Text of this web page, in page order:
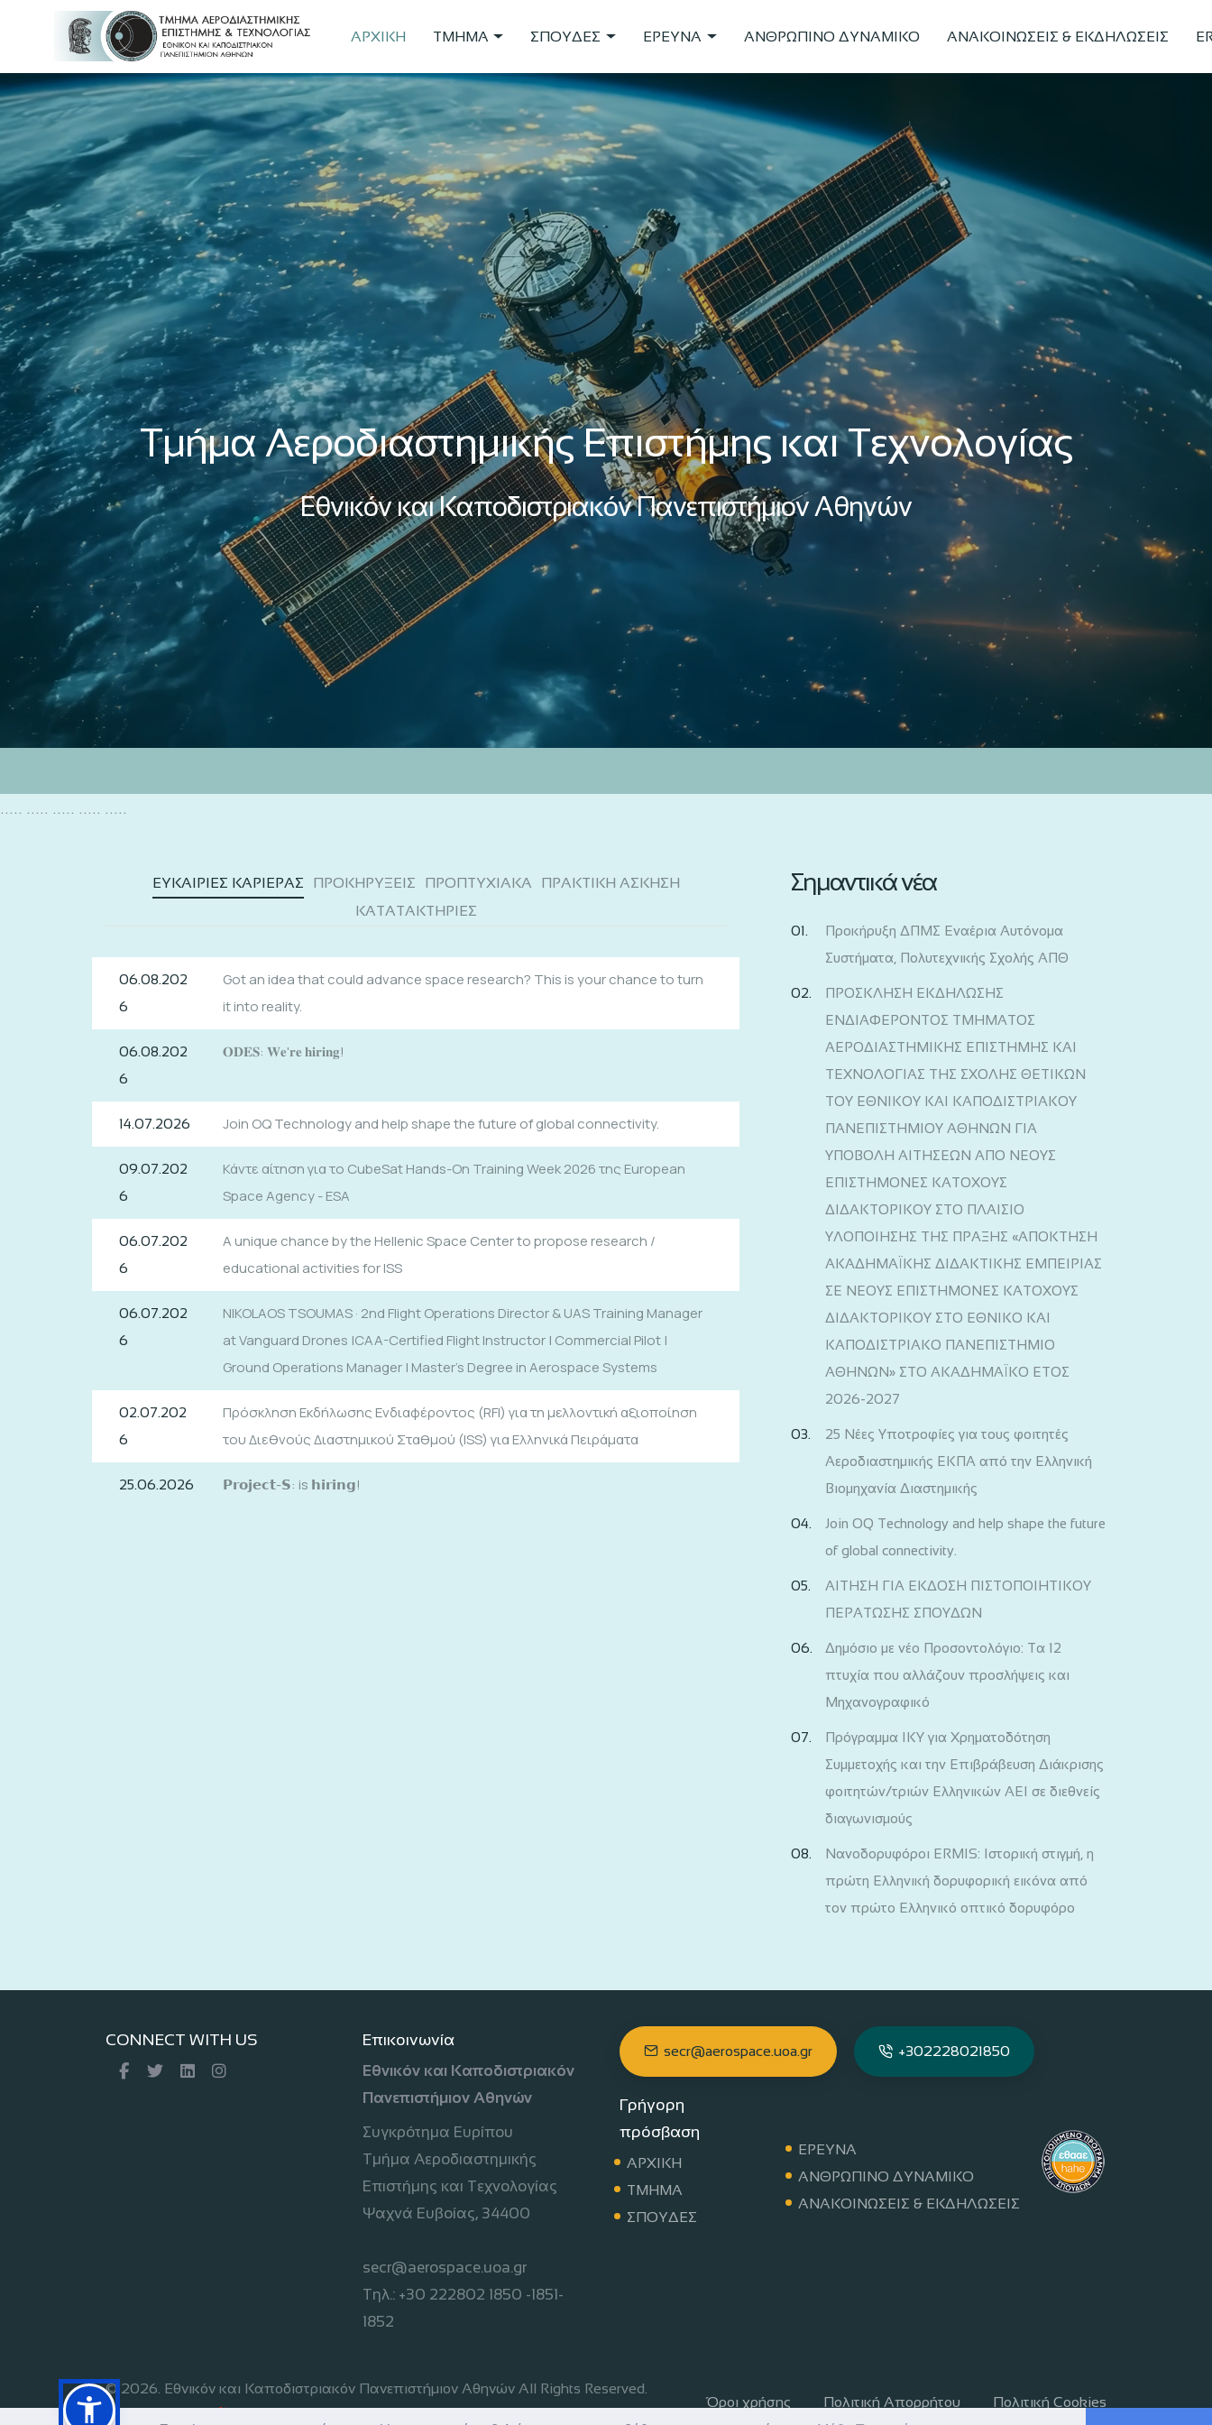
(An unexpected error occurred: #247644)
ΑΡΧΙΚΗ ΤΜΗΜΑ ΣΠΟΥΔΕΣ ΕΡΕΥΝΑ ΑΝΘΡΩΠΙΝΟ ΔΥΝΑΜΙΚΟ ΑΝΑΚΟΙΝΩΣΕΙΣ & ΕΚΔΗΛΩΣΕΙΣ
Τμήμα Αεροδιαστημικής Επιστήμης και Τεχνολογίας
Εθνικόν και Καποδιστριακόν Πανεπιστήμιον Αθηνών
..... ..... ..... ..... .....
ΕΥΚΑΙΡΙΕΣ ΚΑΡΙΕΡΑΣ ΠΡΟΚΗΡΥΞΕΙΣ ΠΡΟΠΤΥΧΙΑΚΑ
ΠΡΑΚΤΙΚΗ ΑΣΚΗΣΗ
ΚΑΤΑΤΑΚΤΗΡΙΕΣ
06.08.202
6
Got an idea that could advance space research? This is your chance to turn
it into reality.
06.08.202
6
𝐎𝐃𝐄𝐒: 𝐖𝐞'𝐫𝐞 𝐡𝐢𝐫𝐢𝐧𝐠!
14.07.2026 Join OQ Technology and help shape the future of global connectivity.
09.07.202
6
Κάντε αίτηση για το CubeSat Hands-On Training Week 2026 της European
Space Agency - ESA
06.07.202
6
A unique chance by the Hellenic Space Center to propose research /
educational activities for ISS
06.07.202
6
NIKOLAOS TSOUMAS · 2nd Flight Operations Director & UAS Training Manager
at Vanguard Drones |CAA-Certified Flight Instructor | Commercial Pilot |
Ground Operations Manager | Master’s Degree in Aerospace Systems
02.07.202
6
Πρόσκληση Εκδήλωσης Ενδιαφέροντος (RFI) για τη μελλοντική αξιοποίηση
του Διεθνούς Διαστημικού Σταθμού (ISS) για Ελληνικά Πειράματα
25.06.2026 𝗣𝗿𝗼𝗷𝗲𝗰𝘁-𝗦: is 𝗵𝗶𝗿𝗶𝗻𝗴!
Σημαντικά νέα
Προκήρυξη ΔΠΜΣ Εναέρια Αυτόνομα
Συστήματα, Πολυτεχνικής Σχολής ΑΠΘ
ΠΡΟΣΚΛΗΣΗ ΕΚΔΗΛΩΣΗΣ
ΕΝΔΙΑΦΕΡΟΝΤΟΣ ΤΜΗΜΑΤΟΣ
ΑΕΡΟΔΙΑΣΤΗΜΙΚΗΣ ΕΠΙΣΤΗΜΗΣ ΚΑΙ
ΤΕΧΝΟΛΟΓΙΑΣ ΤΗΣ ΣΧΟΛΗΣ ΘΕΤΙΚΩΝ
ΤΟΥ ΕΘΝΙΚΟΥ ΚΑΙ ΚΑΠΟΔΙΣΤΡΙΑΚΟΥ
ΠΑΝΕΠΙΣΤΗΜΙΟΥ ΑΘΗΝΩΝ ΓΙΑ
ΥΠΟΒΟΛΗ ΑΙΤΗΣΕΩΝ ΑΠΟ ΝΕΟΥΣ
ΕΠΙΣΤΗΜΟΝΕΣ ΚΑΤΟΧΟΥΣ
ΔΙΔΑΚΤΟΡΙΚΟΥ ΣΤΟ ΠΛΑΙΣΙΟ
ΥΛΟΠΟΙΗΣΗΣ ΤΗΣ ΠΡΑΞΗΣ «ΑΠΟΚΤΗΣΗ
ΑΚΑΔΗΜΑΪΚΗΣ ΔΙΔΑΚΤΙΚΗΣ ΕΜΠΕΙΡΙΑΣ
ΣΕ ΝΕΟΥΣ ΕΠΙΣΤΗΜΟΝΕΣ ΚΑΤΟΧΟΥΣ
ΔΙΔΑΚΤΟΡΙΚΟΥ ΣΤΟ ΕΘΝΙΚΟ ΚΑΙ
ΚΑΠΟΔΙΣΤΡΙΑΚΟ ΠΑΝΕΠΙΣΤΗΜΙΟ
ΑΘΗΝΩΝ» ΣΤΟ ΑΚΑΔΗΜΑΪΚΟ ΕΤΟΣ
2026-2027
25 Νέες Υποτροφίες για τους φοιτητές
Αεροδιαστημικής ΕΚΠΑ από την Ελληνική
Βιομηχανία Διαστημικής
Join OQ Technology and help shape the future
of global connectivity.
ΑΙΤΗΣΗ ΓΙΑ ΕΚΔΟΣΗ ΠΙΣΤΟΠΟΙΗΤΙΚΟΥ
ΠΕΡΑΤΩΣΗΣ ΣΠΟΥΔΩΝ
Δημόσιο με νέο Προσοντολόγιο: Τα 12
πτυχία που αλλάζουν προσλήψεις και
Μηχανογραφικό
Πρόγραμμα ΙΚΥ για Χρηματοδότηση
Συμμετοχής και την Επιβράβευση Διάκρισης
φοιτητών/τριών Ελληνικών ΑΕΙ σε διεθνείς
διαγωνισμούς
Νανοδορυφόροι ERMIS: Ιστορική στιγμή, η
πρώτη Ελληνική δορυφορική εικόνα από
τον πρώτο Ελληνικό οπτικό δορυφόρο
CONNECT WITH US Επικοινωνία
Εθνικόν και Καποδιστριακόν
Πανεπιστήμιον Αθηνών
Συγκρότημα Ευρίπου
Τμήμα Αεροδιαστημικής
Επιστήμης και Τεχνολογίας
Ψαχνά Ευβοίας, 34400
secr@aerospace.uoa.gr
Τηλ.: +30 222802 1850 -1851-
1852
secr@aerospace.uoa.gr +302228021850
Γρήγορη
πρόσβαση
ΑΡΧΙΚΗ
ΤΜΗΜΑ
ΣΠΟΥΔΕΣ
ΕΡΕΥΝΑ
ΑΝΘΡΩΠΙΝΟ ΔΥΝΑΜΙΚΟ
ΑΝΑΚΟΙΝΩΣΕΙΣ & ΕΚΔΗΛΩΣΕΙΣ
© 2026. Εθνικόν και Καποδιστριακόν Πανεπιστήμιον Αθηνών All Rights Reserved.
Development by
Όροι χρήσης Πολιτική Απορρήτου Πολιτική Cookies